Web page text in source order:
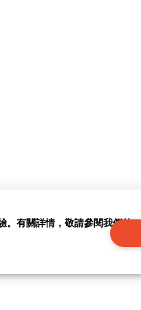
。有關詳情，敬請參閱我們的